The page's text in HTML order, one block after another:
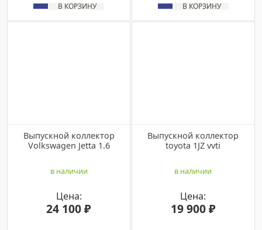
В КОРЗИНУ В КОРЗИНУ
Выпускной коллектор
Volkswagen Jetta 1.6
в наличии
Цена:
24 100 ₽
Выпускной коллектор
toyota 1JZ vvti
в наличии
Цена:
19 900 ₽